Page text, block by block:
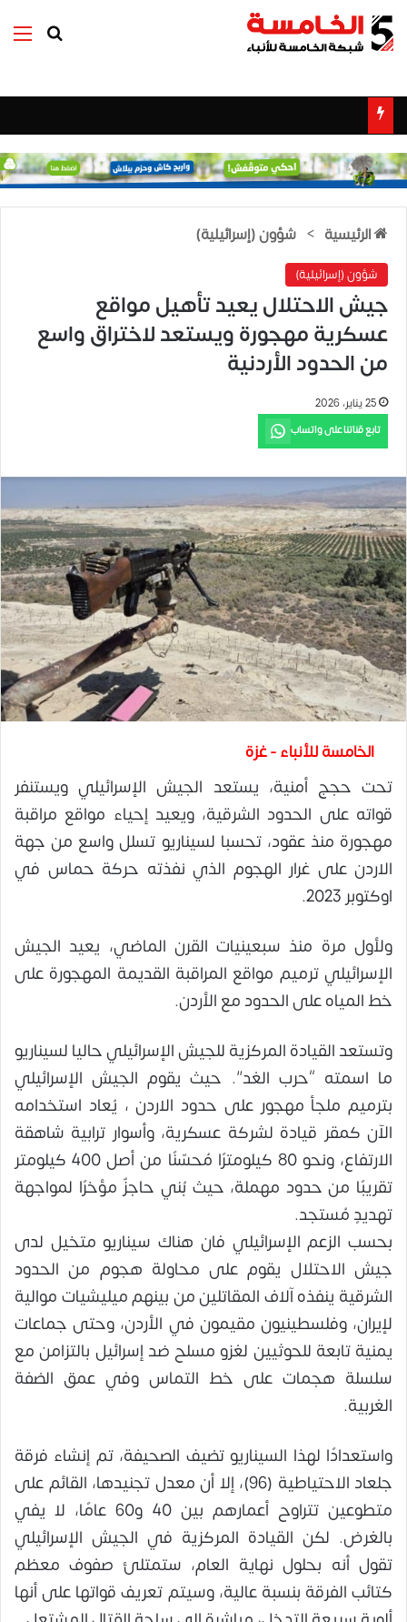
بحث عن
الرئيسية > شؤون (إسرائيلية)
شؤون (إسرائيلية)
جيش الاحتلال يعيد تأهيل مواقع
عسكرية مهجورة ويستعد لاختراق واسع
من الحدود الأردنية
25 يناير، 2026
تابع قناتنا على واتساب
الخامسة للأنباء - غزة
تحت حجج أمنية، يستعد الجيش الإسرائيلي ويستنفر
قواته على الحدود الشرقية، ويعيد إحياء مواقع مراقبة
مهجورة منذ عقود، تحسبا لسيناريو تسلل واسع من جهة
الاردن على غرار الهجوم الذي نفذته حركة حماس في
اوكتوبر 2023.
ولأول مرة منذ سبعينيات القرن الماضي، يعيد الجيش
الإسرائيلي ترميم مواقع المراقبة القديمة المهجورة على
خط المياه على الحدود مع الأردن.
وتستعد القيادة المركزية للجيش الإسرائيلي حاليا لسيناريو
ما اسمته “حرب الغد”. حيث يقوم الجيش الإسرائيلي
بترميم ملجأ مهجور على حدود الاردن ، يُعاد استخدامه
الآن كمقر قيادة لشركة عسكرية، وأسوار ترابية شاهقة
الارتفاع، ونحو 80 كيلومترًا مُحسّنًا من أصل 400 كيلومتر
تقريبًا من حدود مهملة، حيث بُني حاجزٌ مؤخرًا لمواجهة
تهديدٍ مُستجد.
بحسب الزعم الإسرائيلي فان هناك سيناريو متخيل لدى
جيش الاحتلال يقوم على محاولة هجوم من الحدود
الشرقية ينفذه آلاف المقاتلين من بينهم ميليشيات موالية
لإيران، وفلسطينيون مقيمون في الأردن، وحتى جماعات
يمنية تابعة للحوثيين لغزو مسلح ضد إسرائيل بالتزامن مع
سلسلة هجمات على خط التماس وفي عمق الضفة
الغربية.
واستعدادًا لهذا السيناريو تضيف الصحيفة، تم إنشاء فرقة
جلعاد الاحتياطية (96)، إلا أن معدل تجنيدها، القائم على
متطوعين تتراوح أعمارهم بين 40 و60 عامًا، لا يفي
بالغرض. لكن القيادة المركزية في الجيش الإسرائيلي
تقول أنه بحلول نهاية العام، ستمتلئ صفوف معظم
كتائب الفرقة بنسبة عالية، وسيتم تعريف قواتها على أنها